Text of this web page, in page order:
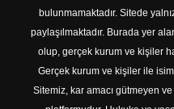
bulunmamaktadır. Sitede
paylaşılmaktadır. Burada yer
olup, gerçek kurum ve kişiler
Gerçek kurum ve kişiler ile
Sitemiz, kar amacı gütmeyen